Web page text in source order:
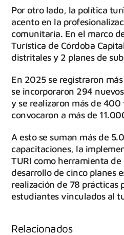
Por otro lado, la política
acento en la
comunitaria. En el marco
Turística de Córdoba
distritales y 2 planes de
En 2025 se registraron
se incorporaron 294
y se realizaron más de
convocaron a más de
A esto se suman más de
capacitaciones, la
TURI como herramienta
desarrollo de cinco planes
realización de 78 prácticas
estudiantes vinculados al
Relacionados